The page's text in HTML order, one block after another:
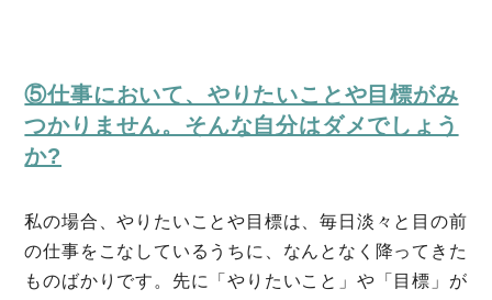
⑤仕事において、やりたいことや目標がみ
つかりません。そんな自分はダメでしょう
か?
私の場合、やりたいことや目標は、毎日淡々と目の前
の仕事をこなしているうちに、なんとなく降ってきた
ものばかりです。先に「やりたいこと」や「目標」が